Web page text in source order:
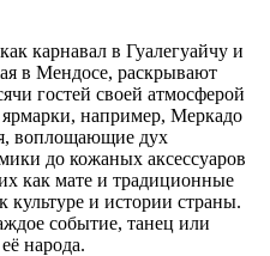
карнавал в Гуалегуайчу и
в Мендосе, раскрывают
гостей своей атмосферой
например, Меркадо
воплощающие дух
до кожаных аксессуаров
как мате и традиционные
культуре и истории страны.
событие, танец или
народа.